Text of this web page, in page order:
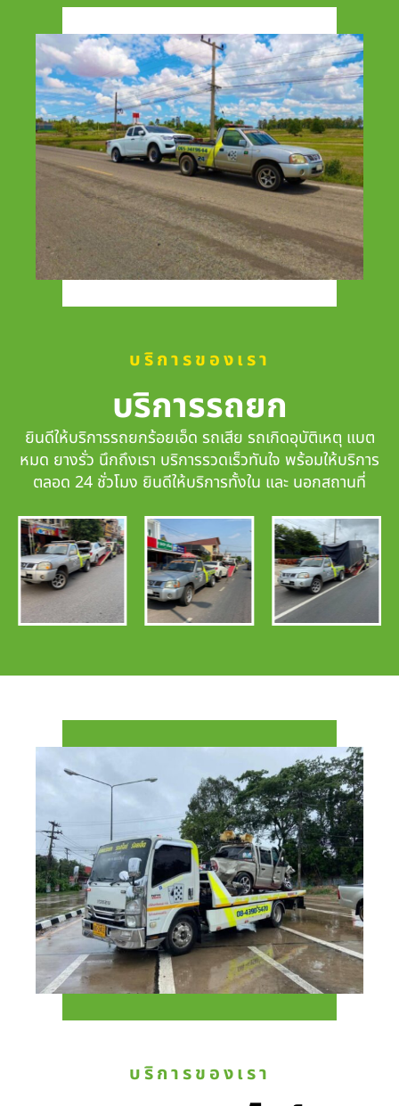
บริการของเรา
บริการรถยก
ยินดีให้บริการรถยกร้อยเอ็ด รถเสีย รถเกิดอุบัติเหตุ แบต
หมด ยางรั่ว นึกถึงเรา บริการรวดเร็วทันใจ พร้อมให้บริการ
ตลอด 24 ชั่วโมง ยินดีให้บริการทั้งใน และ นอกสถานที่
บริการของเรา